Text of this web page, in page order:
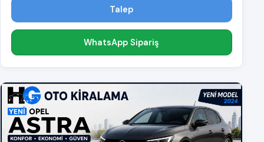
Talep
WhatsApp Sipariş